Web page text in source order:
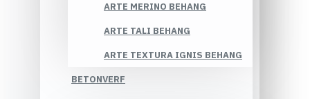
ARTE MERINO BEHANG
ARTE TALI BEHANG
ARTE TEXTURA IGNIS BEHANG
BETONVERF